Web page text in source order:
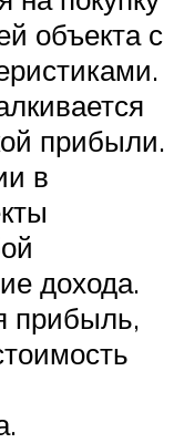
объекта с
прибыли.
в
дохода.
прибыль,